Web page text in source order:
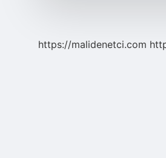
https://malidenetci.com